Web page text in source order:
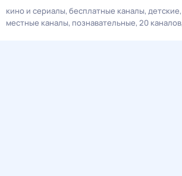
кино и сериалы бесплатные каналы детские
местные каналы познавательные 20 каналов